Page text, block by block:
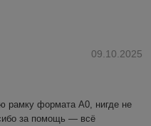
09.10.2025
рамку формата А0, нигде не
за помощь — всё